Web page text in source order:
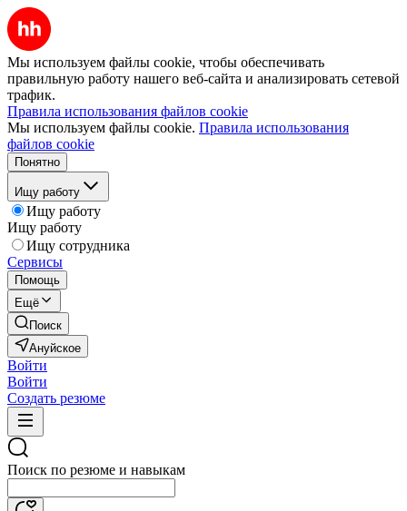
Мы используем файлы cookie, чтобы обеспечивать
правильную работу нашего веб-сайта и анализировать сетевой
трафик.
Правила использования файлов cookie
Мы используем файлы cookie. Правила использования
файлов cookie
Понятно
Ищу работу
Ищу работу
Ищу работу
Ищу сотрудника
Сервисы
Помощь
Ещё
Поиск
Ануйское
Войти
Войти
Создать резюме
Поиск по резюме и навыкам